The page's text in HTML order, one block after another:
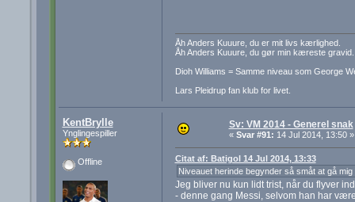
Åh Anders Kuuure, du er mit livs kærlighed.
Åh Anders Kuuure, du gør min kæreste gravid.
Dioh Williams = Samme niveau som George
Lars Pleidrup fan klub for livet.
KentBrylle
Ynglingespiller
Offline
Sv: VM 2014 - Generel snak
« Svar #91: 14 Jul 2014, 13:50 »
Citat af: Batigol 14 Jul 2014, 13:33
Niveauet herinde begynder så småt at gå
Jeg bliver nu kun lidt trist, når du flyver
- denne gang Messi, selvom han har